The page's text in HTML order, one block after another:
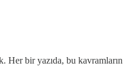
Her bir yazıda, bu